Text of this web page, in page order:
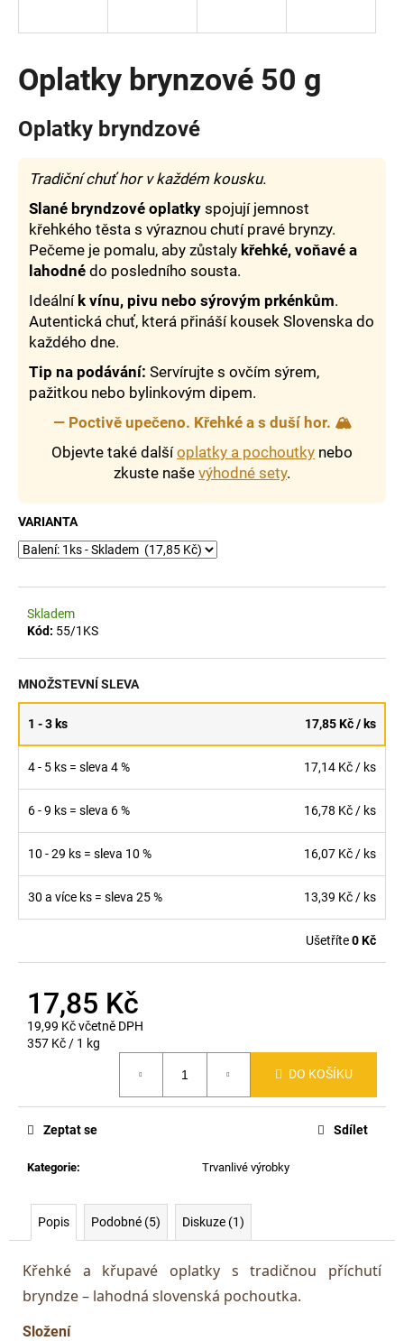
Oplatky brynzové 50 g
Oplatky bryndzové
Tradiční chuť hor v každém kousku.
Slané bryndzové oplatky spojují jemnost
křehkého těsta s výraznou chutí pravé brynzy.
Pečeme je pomalu, aby zůstaly křehké, voňavé a
lahodné do posledního sousta.
Ideální k vínu, pivu nebo sýrovým prkénkům.
Autentická chuť, která přináší kousek Slovenska do
každého dne.
Tip na podávání: Servírujte s ovčím sýrem,
pažitkou nebo bylinkovým dipem.
— Poctivě upečeno. Křehké a s duší hor. 🏔️
Objevte také dalšíoplatky a pochoutky nebo
zkuste naše výhodné sety.
VARIANTA
Skladem
Kód: 55/1KS
MNOŽSTEVNÍ SLEVA
1 - 3 ks 17,85 Kč/ ks
4 - 5 ks = sleva 4 % 17,14 Kč / ks
6 - 9 ks = sleva 6 % 16,78 Kč / ks
10 - 29 ks = sleva 10 % 16,07 Kč / ks
30 a více ks = sleva 25 % 13,39 Kč / ks
Ušetříte0 Kč
17,85 Kč
19,99 Kč včetně DPH
Měrná
357 Kč / 1 kg
DO KOŠÍKU
Kategorie: Trvanlivé výrobky
Zeptat se Sdílet
Popis Podobné (5) Diskuze (1)
Křehké a křupavé oplatky s tradičnou příchutí
bryndze – lahodná slovenská pochoutka.
Složení
í
t
?
HLEDAT
e
GRISSINI
SLANÉ
90
G
Kč